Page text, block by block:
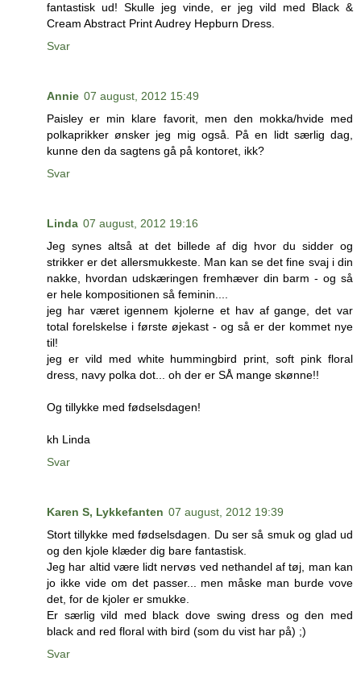
fantastisk ud! Skulle jeg vinde, er jeg vild med Black &
Cream Abstract Print Audrey Hepburn Dress.
Svar
Annie 07 august, 2012 15:49
Paisley er min klare favorit, men den mokka/hvide med
polkaprikker ønsker jeg mig også. På en lidt særlig dag,
kunne den da sagtens gå på kontoret, ikk?
Svar
Linda 07 august, 2012 19:16
Jeg synes altså at det billede af dig hvor du sidder og
strikker er det allersmukkeste. Man kan se det fine svaj i din
nakke, hvordan udskæringen fremhæver din barm - og så
er hele kompositionen så feminin....
jeg har været igennem kjolerne et hav af gange, det var
total forelskelse i første øjekast - og så er der kommet nye
til!
jeg er vild med white hummingbird print, soft pink floral
dress, navy polka dot... oh der er SÅ mange skønne!!
Og tillykke med fødselsdagen!
kh Linda
Svar
Karen S, Lykkefanten 07 august, 2012 19:39
Stort tillykke med fødselsdagen. Du ser så smuk og glad ud
og den kjole klæder dig bare fantastisk.
Jeg har altid være lidt nervøs ved nethandel af tøj, man kan
jo ikke vide om det passer... men måske man burde vove
det, for de kjoler er smukke.
Er særlig vild med black dove swing dress og den med
black and red floral with bird (som du vist har på) ;)
Svar